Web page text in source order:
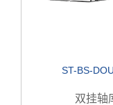
ST-BS-
双挂轴